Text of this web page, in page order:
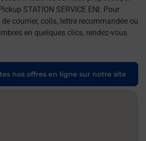
STATION SERVICE ENI. Pour
courrier, colis, lettre recommandée ou
en quelques clics, rendez-vous
nos offres en ligne sur notre site